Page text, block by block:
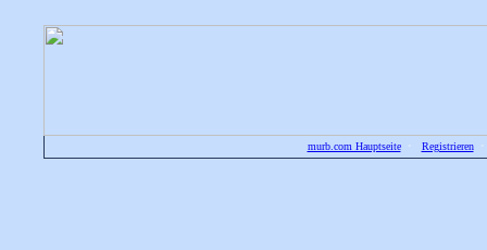
murb.com Hauptseite• Registrieren